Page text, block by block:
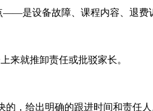
是设备故障、课程内容、退费
来就推卸责任或批驳家长。
，给出明确的跟进时间和责任人